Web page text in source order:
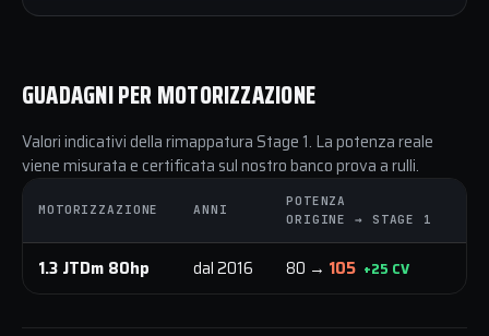
GUADAGNI PER MOTORIZZAZIONE
Valori indicativi della rimappatura Stage 1. La potenza reale
viene misurata e certificata sul nostro banco prova a rulli.
MOTORIZZAZIONE ANNI
POTENZA
ORIGINE → STAGE 1
1.3 JTDm 80hp dal 2016 80 → 105 +25 CV